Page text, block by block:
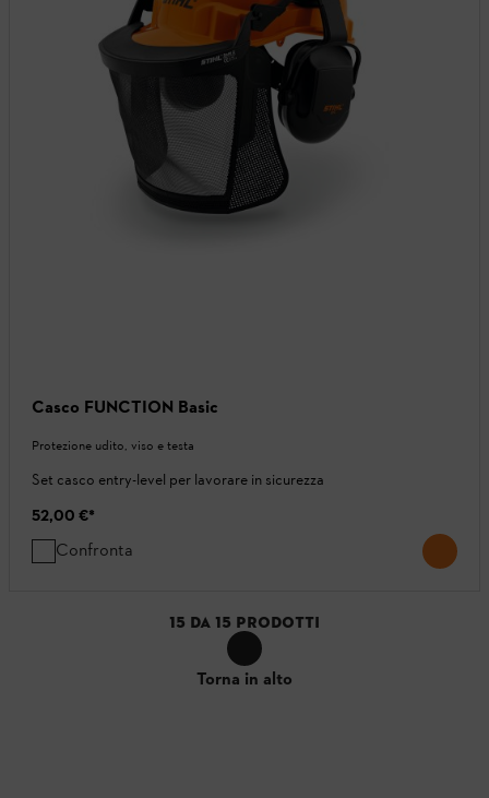
Casco FUNCTION Basic
Protezione udito, viso e testa
Set casco entry-level per lavorare in sicurezza
52,00 €*
Confronta
15 DA 15 PRODOTTI
Torna in alto